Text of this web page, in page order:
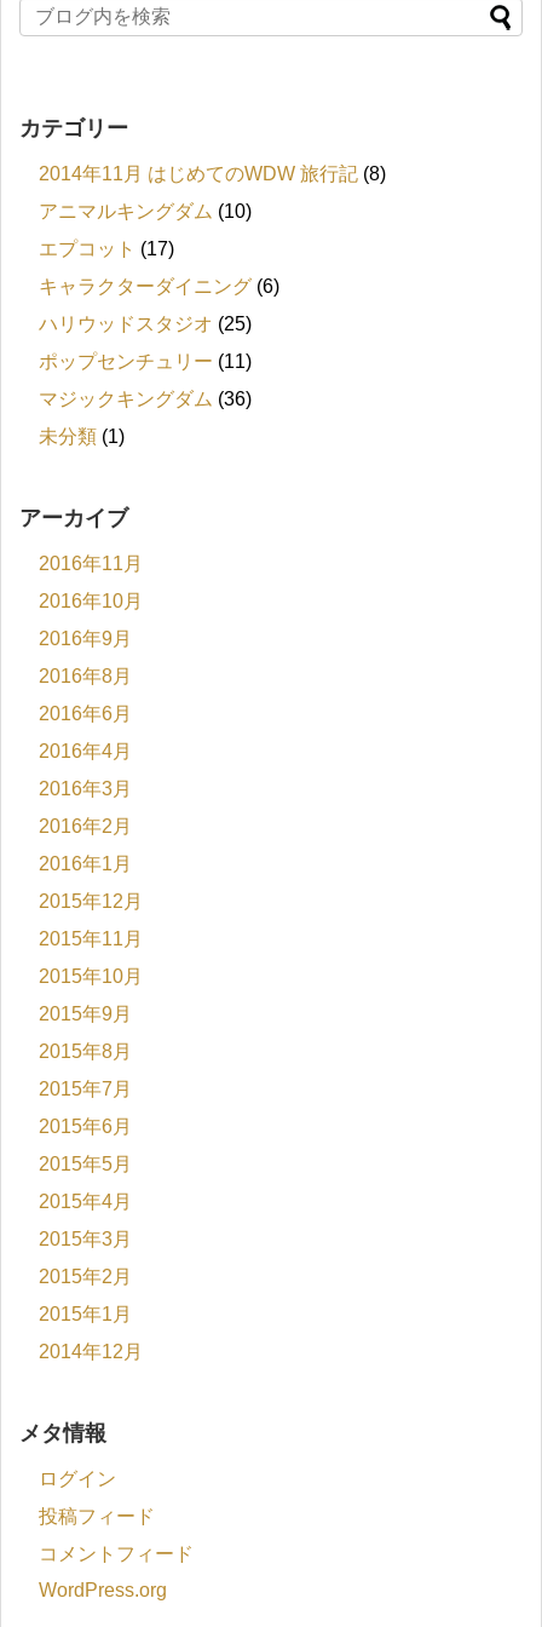
カテゴリー
2014年11月 はじめてのWDW 旅行記 (8)
アニマルキングダム (10)
エプコット (17)
キャラクターダイニング (6)
ハリウッドスタジオ (25)
ポップセンチュリー (11)
マジックキングダム (36)
未分類 (1)
アーカイブ
2016年11月
2016年10月
2016年9月
2016年8月
2016年6月
2016年4月
2016年3月
2016年2月
2016年1月
2015年12月
2015年11月
2015年10月
2015年9月
2015年8月
2015年7月
2015年6月
2015年5月
2015年4月
2015年3月
2015年2月
2015年1月
2014年12月
メタ情報
ログイン
投稿フィード
コメントフィード
WordPress.org